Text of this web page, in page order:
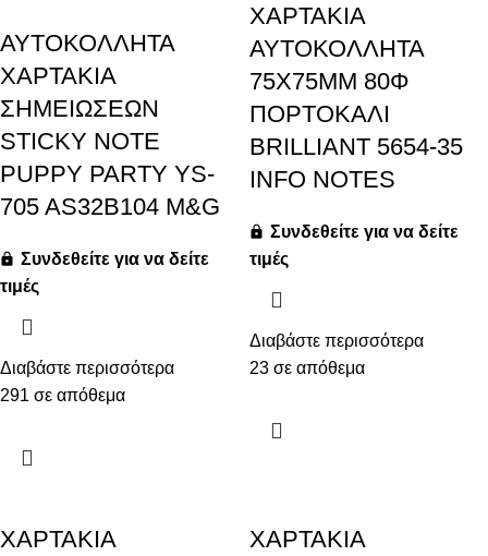
ΑΥΤΟΚΟΛΛΗΤΑ
ΧΑΡΤΑΚΙΑ
ΣΗΜΕΙΩΣΕΩΝ
STICKY NOTE
PUPPY PARTY YS-
705 AS32B104 M&G
Συνδεθείτε για να δείτε
τιμές
Διαβάστε περισσότερα
291 σε απόθεμα
ΧΑΡΤΑΚΙΑ
ΑΥΤΟΚΟΛΛΗΤΑ
75X75MM 80Φ
ΠΟΡΤΟΚΑΛΙ
BRILLIANT 5654-35
INFO NOTES
Συνδεθείτε για να δείτε
τιμές
Διαβάστε περισσότερα
23 σε απόθεμα
ΧΑΡΤΑΚΙΑ
ΧΑΡΤΑΚΙΑ